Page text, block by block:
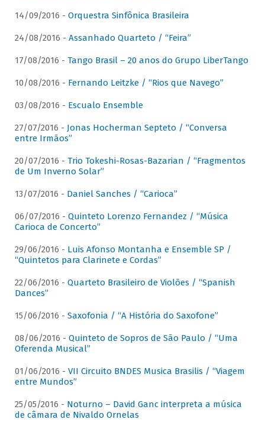
14/09/2016 - Orquestra Sinfônica Brasileira
24/08/2016 - Assanhado Quarteto / “Feira”
17/08/2016 - Tango Brasil – 20 anos do Grupo LiberTango
10/08/2016 - Fernando Leitzke / “Rios que Navego”
03/08/2016 - Escualo Ensemble
27/07/2016 - Jonas Hocherman Septeto / “Conversa
entre Irmãos”
20/07/2016 - Trio Tokeshi-Rosas-Bazarian / “Fragmentos
de Um Inverno Solar”
13/07/2016 - Daniel Sanches / “Carioca”
06/07/2016 - Quinteto Lorenzo Fernandez / “Música
Carioca de Concerto”
29/06/2016 - Luis Afonso Montanha e Ensemble SP /
“Quintetos para Clarinete e Cordas”
22/06/2016 - Quarteto Brasileiro de Violões / “Spanish
Dances”
15/06/2016 - Saxofonia / “A História do Saxofone”
08/06/2016 - Quinteto de Sopros de São Paulo / “Uma
Oferenda Musical”
01/06/2016 - VII Circuito BNDES Musica Brasilis / “Viagem
entre Mundos”
25/05/2016 - Noturno – David Ganc interpreta a música
de câmara de Nivaldo Ornelas